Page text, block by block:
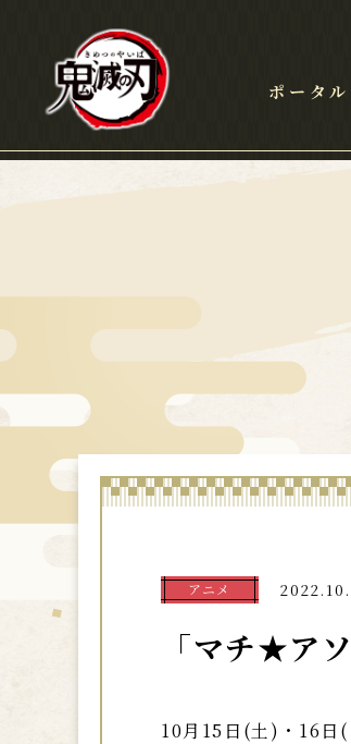
ポータ
アニメ
「マチ★ア
10月15日(土)・16日